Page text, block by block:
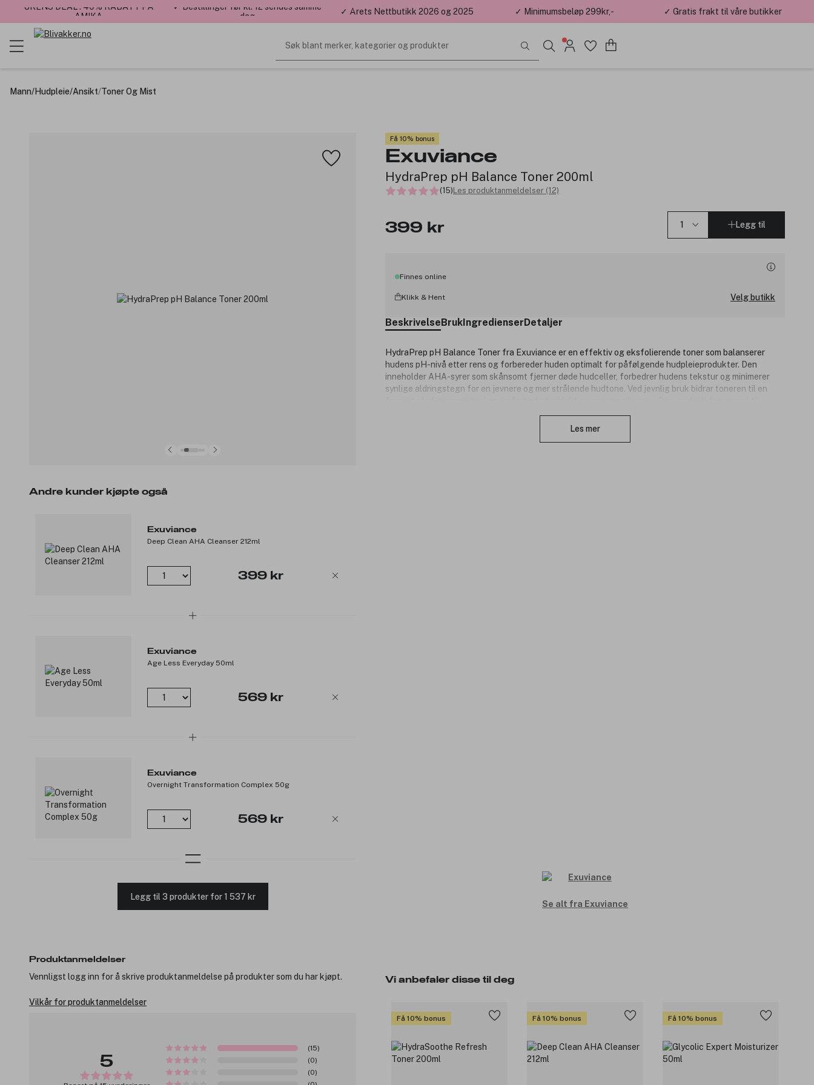
UKENS DEAL : 40% RABATT PÅ
AMIKA
✓ Bestillinger før kl. 12 sendes samme
dag
✓ Årets Nettbutikk 2026 og 2025 ✓ Minimumsbeløp 299kr,- ✓ Gratis frakt til våre butikker
Søk blant merker, kategorier og produkter
Mann/Hudpleie/Ansikt/Toner Og Mist
Få 10% bonus
Exuviance
HydraPrep pH Balance Toner 200ml
(15) Les produktanmeldelser (12)
399 kr Legg til
Finnes online
Klikk & Hent Velg butikk
BeskrivelseBrukIngredienserDetaljer
HydraPrep pH Balance Toner fra Exuviance er en effektiv og eksfolierende toner som balanserer
hudens pH-nivå etter rens og forbereder huden optimalt for påfølgende hudpleieprodukter. Den
inneholder AHA-syrer som skånsomt fjerner døde hudceller, forbedrer hudens tekstur og minimerer
synlige aldringstegn for en jevnere og mer strålende hudtone. Ved jevnlig bruk bidrar toneren til en
balanse. Denne toneren erstatter Exuviance Professional Moisture Balance Toner og er et uunnværlig
Les mer
Andre kunder kjøpte også
Exuviance
Deep Clean AHA Cleanser 212ml
399 kr
Exuviance
Age Less Everyday 50ml
569 kr
Exuviance
Overnight Transformation Complex 50g
569 kr
Legg til 3 produkter for 1 537 kr
Se alt fra Exuviance
Vi anbefaler disse til deg
Få 10% bonus Få 10% bonus Få 10% bonus
Produktanmeldelser
Vennligst logg inn for å skrive produktanmeldelse på produkter som du har kjøpt.
Vilkår for produktanmeldelser
5
(15)
(0)
(0)